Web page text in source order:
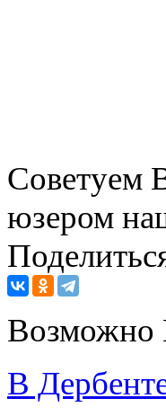
Советуем
юзером
Возможно
В